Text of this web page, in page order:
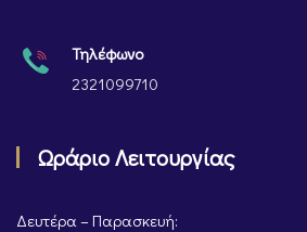
Τηλέφωνο
2321099710
Ωράριο Λειτουργίας
Δευτέρα – Παρασκευή: